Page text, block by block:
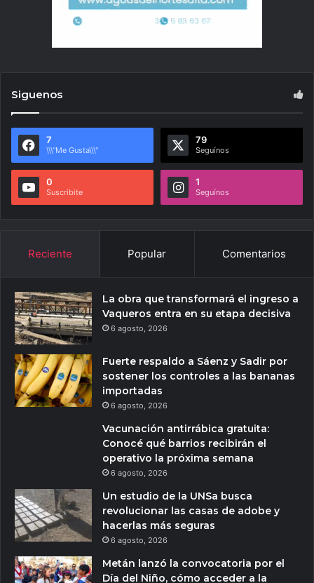
Siguenos
7
\\\"Me Gusta\\\"
79
Seguínos
0
Suscribite
1
Seguínos
Reciente Popular Comentarios
La obra que transformará el ingreso a
Vaqueros entra en su etapa decisiva
6 agosto, 2026
Fuerte respaldo a Sáenz y Sadir por
sostener los controles a las bananas
importadas
6 agosto, 2026
Vacunación antirrábica gratuita:
Conocé qué barrios recibirán el
operativo la próxima semana
6 agosto, 2026
Un estudio de la UNSa busca
revolucionar las casas de adobe y
hacerlas más seguras
6 agosto, 2026
Metán lanzó la convocatoria por el
Día del Niño, cómo acceder a la